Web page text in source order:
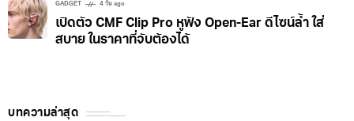
GADGET 4 วัน ago
เปิดตัว CMF Clip Pro หูฟัง Open-Ear ดีไซน์ล้ำ ใส่
สบาย ในราคาที่จับต้องได้
บทความล่าสุด